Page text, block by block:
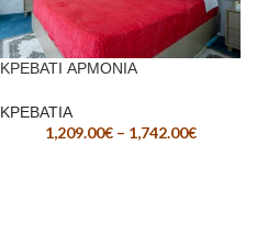
ΚΡΕΒΑΤΙ ΑΡΜΟΝΙΑ
ΚΡΕΒΑΤΙΑ
1,209.00€ – 1,742.00€